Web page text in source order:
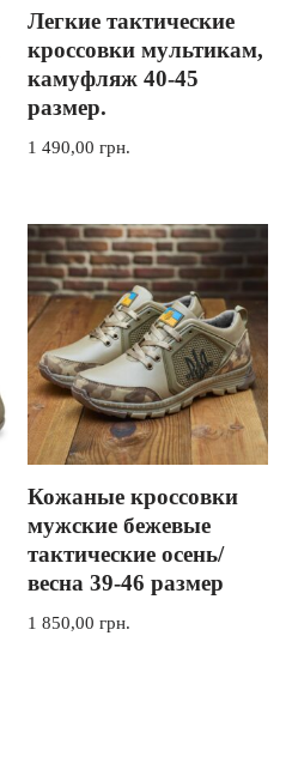
Легкие тактические
кроссовки мультикам,
камуфляж 40-45
размер.
1 490,00грн.
Кожаные кроссовки
мужские бежевые
тактические осень/
весна 39-46 размер
1 850,00грн.